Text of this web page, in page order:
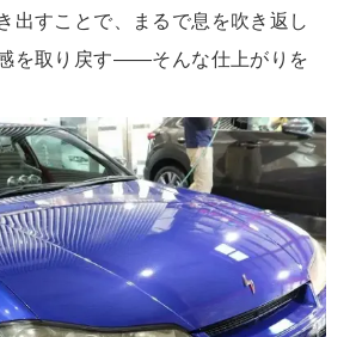
出すことで、まるで息を吹き返し
を取り戻す——そんな仕上がりを